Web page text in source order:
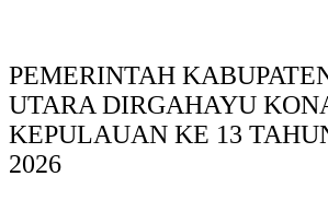
PEMERINTAH
UTARA DIRGAHAYU
KEPULAUAN KE 13
2026